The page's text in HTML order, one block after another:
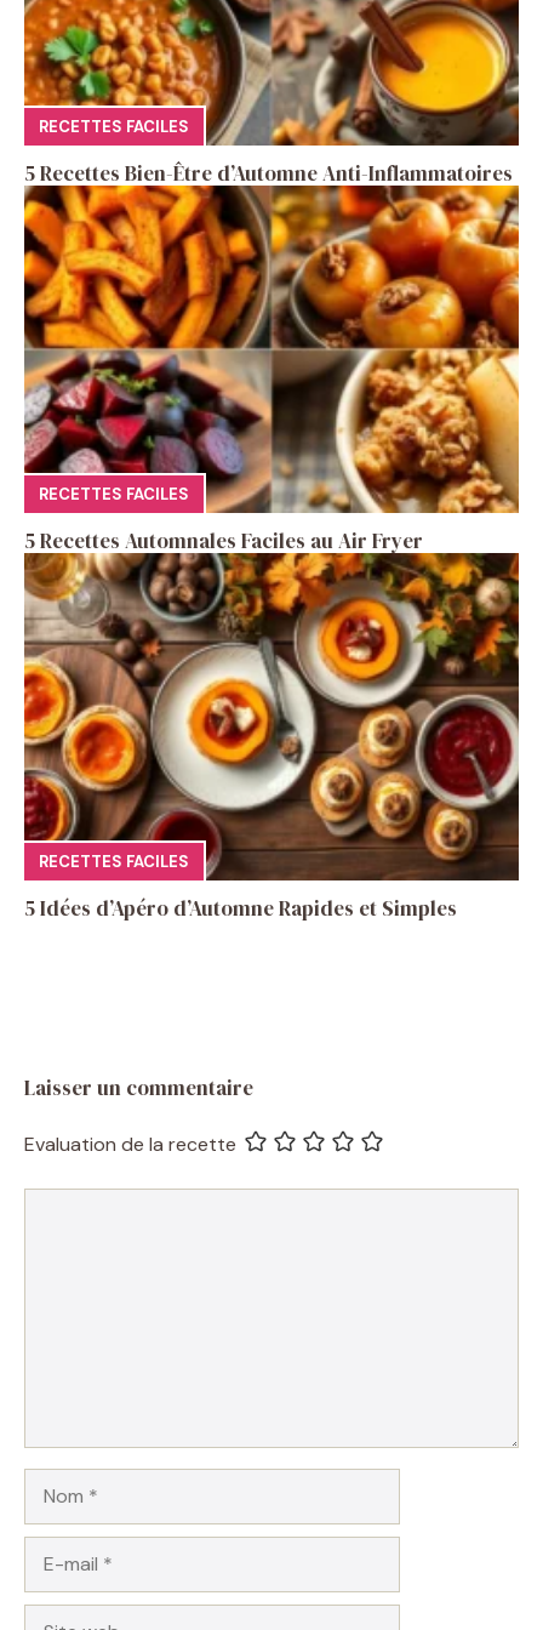
RECETTES FACILES
5 Recettes Bien-Être d’Automne Anti-Inflammatoires
RECETTES FACILES
5 Recettes Automnales Faciles au Air Fryer
RECETTES FACILES
5 Idées d’Apéro d’Automne Rapides et Simples
Laisser un commentaire
Evaluation de la recette
mail